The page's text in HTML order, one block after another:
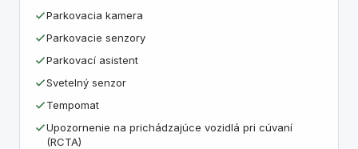
Parkovacia kamera
Parkovacie senzory
Parkovací asistent
Svetelný senzor
Tempomat
Upozornenie na prichádzajúce vozidlá pri cúvaní
(RCTA)